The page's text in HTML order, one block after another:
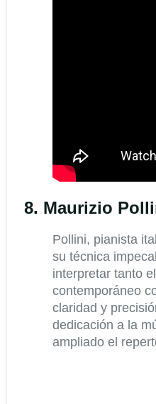
8. Maurizio
Pollini, pianista
su técnica
interpretar tanto
contemporáneo
claridad y
dedicación a la
ampliado el